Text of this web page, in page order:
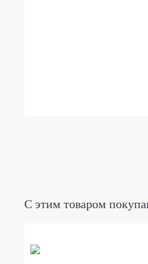
С этим товаром